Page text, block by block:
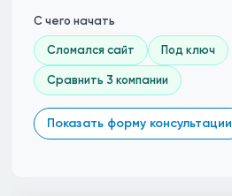
С чего начать
Сломался сайт Под ключ
Сравнить 3 компании
Показать форму консультации